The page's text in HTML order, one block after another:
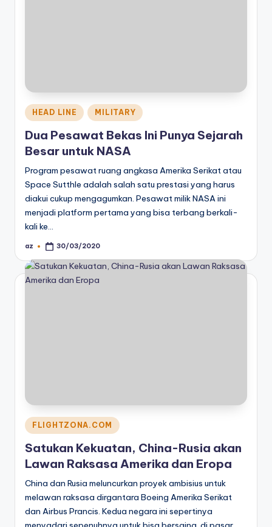
Posted
in
HEAD LINE MILITARY
Dua Pesawat Bekas Ini Punya Sejarah
Besar untuk NASA
Program pesawat ruang angkasa Amerika Serikat atau
Space Sutthle adalah salah satu prestasi yang harus
diakui cukup mengagumkan. Pesawat milik NASA ini
menjadi platform pertama yang bisa terbang berkali-
kali ke…
Posted
az 30/03/2020
Posted
in
FLIGHTZONA.COM
Satukan Kekuatan, China-Rusia akan
Lawan Raksasa Amerika dan Eropa
China dan Rusia meluncurkan proyek ambisius untuk
melawan raksasa dirgantara Boeing Amerika Serikat
dan Airbus Prancis. Kedua negara ini sepertinya